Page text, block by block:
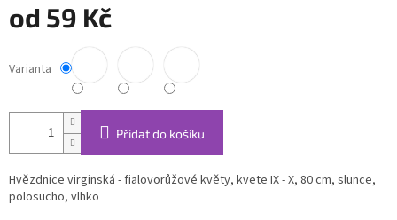
od 59 Kč
cena:
Varianta
Přidat do košíku
Hvězdnice virginská - fialovorůžové květy, kvete IX - X, 80 cm, slunce,
polosucho, vlhko